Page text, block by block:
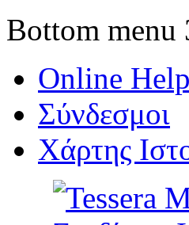
Bottom menu
Online
Σύνδεσμοι
Χάρτης